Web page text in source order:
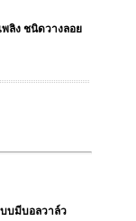
ลิง ชนิดวางลอย
บมีบอลวาล์ว